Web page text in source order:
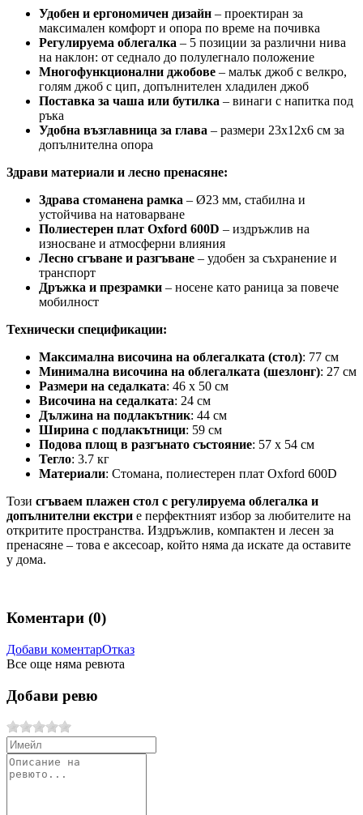
Удобен и ергономичен дизайн – проектиран за
максимален комфорт и опора по време на почивка
Регулируема облегалка – 5 позиции за различни нива
на наклон: от седнало до полулегнало положение
Многофункционални джобове – малък джоб с велкро,
голям джоб с цип, допълнителен хладилен джоб
Поставка за чаша или бутилка – винаги с напитка под
ръка
Удобна възглавница за глава – размери 23х12х6 см за
допълнителна опора
Здрави материали и лесно пренасяне:
Здрава стоманена рамка – Ø23 мм, стабилна и
устойчива на натоварване
Полиестерен плат Oxford 600D – издръжлив на
износване и атмосферни влияния
Лесно сгъване и разгъване – удобен за съхранение и
транспорт
Дръжка и презрамки – носене като раница за повече
мобилност
Технически спецификации:
Максимална височина на облегалката (стол): 77 см
Минимална височина на облегалката (шезлонг): 27 см
Размери на седалката: 46 х 50 см
Височина на седалката: 24 см
Дължина на подлакътник: 44 см
Ширина с подлакътници: 59 см
Подова площ в разгънато състояние: 57 х 54 см
Тегло: 3.7 кг
Материали: Стомана, полиестерен плат Oxford 600D
Този сгъваем плажен стол с регулируема облегалка и
допълнителни екстри е перфектният избор за любителите на
откритите пространства. Издръжлив, компактен и лесен за
пренасяне – това е аксесоар, който няма да искате да оставите
у дома.
Коментари (0)
Добави коментарОтказ
Все още няма ревюта
Добави ревю